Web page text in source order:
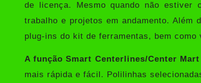
de licença. Mesmo quando não estiver
trabalho e projetos em andamento. Além
plug-ins do kit de ferramentas, bem
A função Smart Centerlines/Center Mart
mais rápida e fácil. Polilinhas